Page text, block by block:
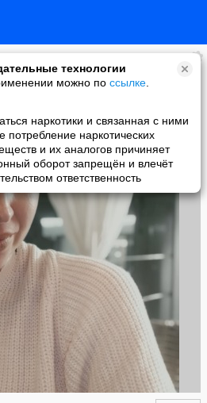
технологии
можно по ссылке
наркотики и связанная с ними
наркотических
и их аналогов причиняет
оборот запрещён и влечёт
ответственность